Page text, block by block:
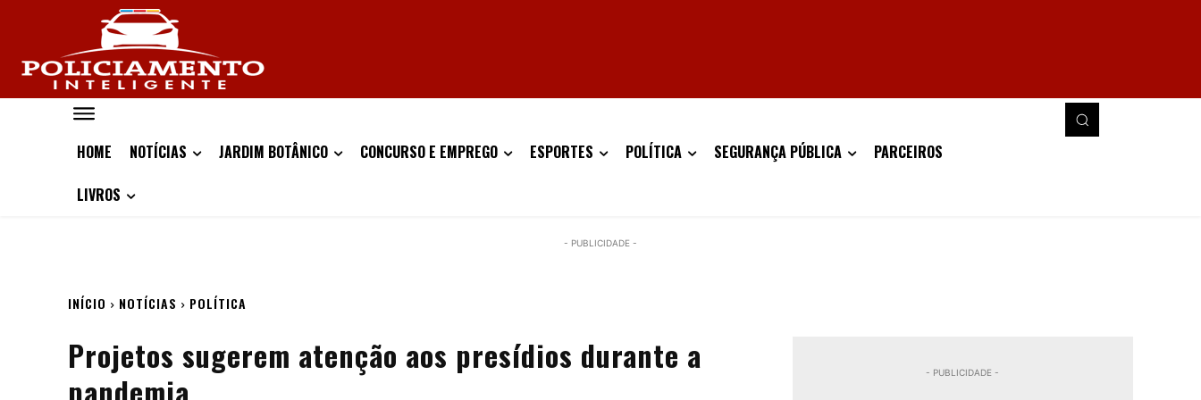
HOME NOTÍCIAS JARDIM BOTÂNICO CONCURSO E EMPREGO ESPORTES POLÍTICA SEGURANÇA PÚBLICA
PARCEIROS
LIVROS
- PUBLICIDADE -
INÍCIO NOTÍCIAS POLÍTICA
Projetos sugerem atenção aos presídios durante a
pandemia
- PUBLICIDADE -